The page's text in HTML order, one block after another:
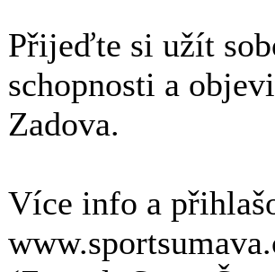
Přijeďte si užít
schopnosti a
Zadova.
Více info a